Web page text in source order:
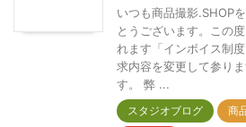
いつも商品撮影.SHOP
とうございます。この
れます「インボイス制
求内容を変更して参り
す。 弊 ...
スタジオブログ
商